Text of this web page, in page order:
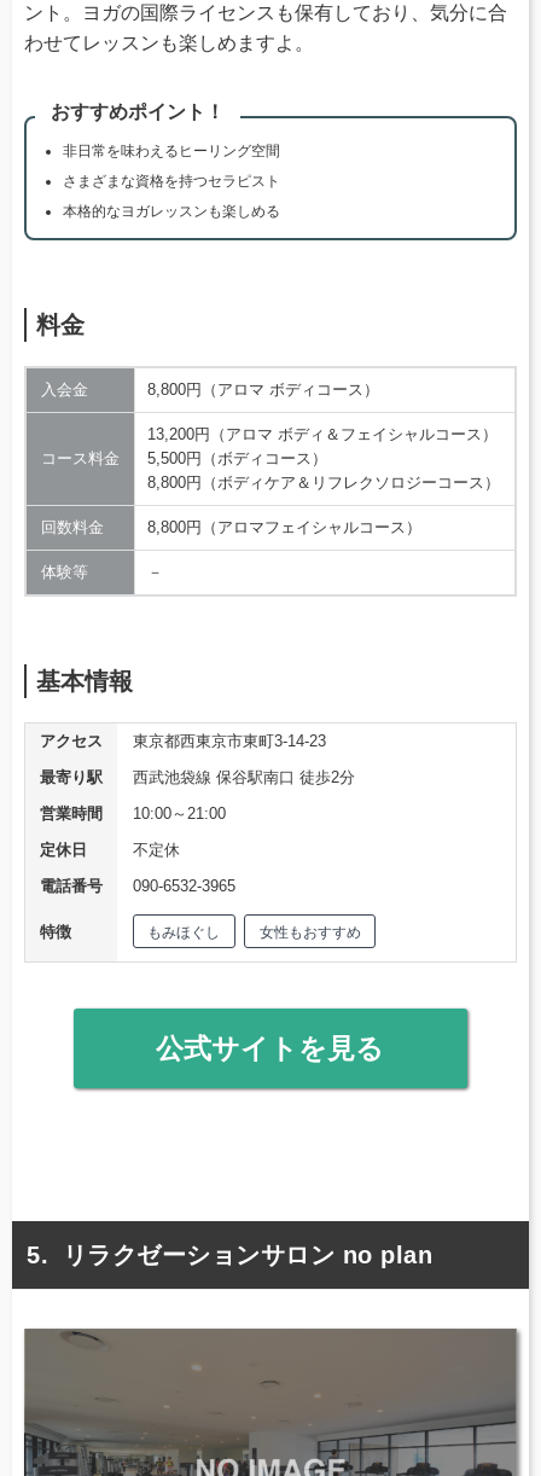
ント。ヨガの国際ライセンスも保有しており、気分に合
わせてレッスンも楽しめますよ。
おすすめポイント！
非日常を味わえるヒーリング空間
さまざまな資格を持つセラピスト
本格的なヨガレッスンも楽しめる
料金
入会金 8,800円（アロマ ボディコース）
コース料金
13,200円（アロマ ボディ＆フェイシャルコース）
5,500円（ボディコース）
8,800円（ボディケア＆リフレクソロジーコース）
回数料金 8,800円（アロマフェイシャルコース）
体験等 －
基本情報
アクセス
東京都西東京市東町3-14-23
最寄り駅
西武池袋線 保谷駅南口 徒歩2分
営業時間
10:00～21:00
定休日
不定休
電話番号
090-6532-3965
特徴 もみほぐし 女性もおすすめ
公式サイトを見る
リラクゼーションサロン no plan